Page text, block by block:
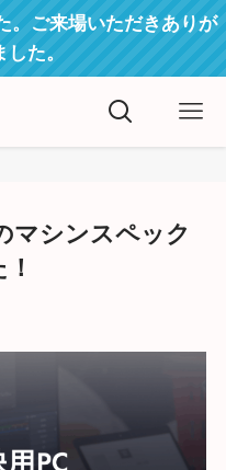
。ご来場いただきありが
た。
マシンスペック